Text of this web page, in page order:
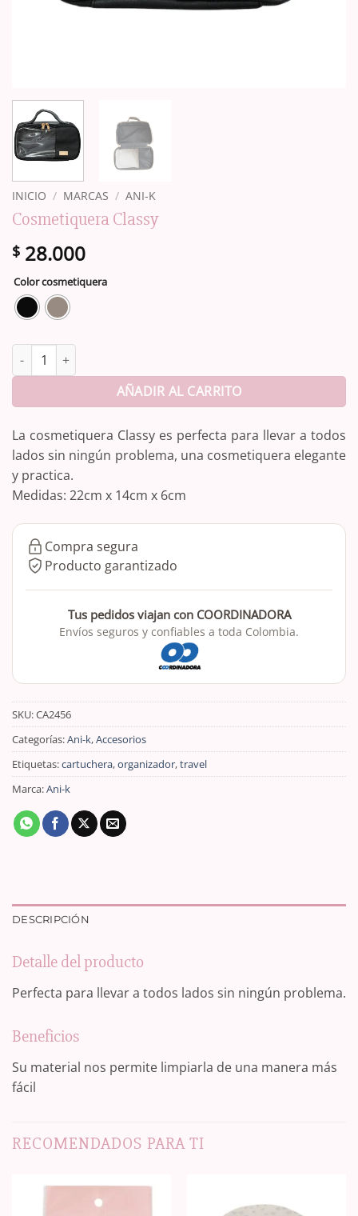
INICIO / MARCAS / ANI-K
Cosmetiquera Classy
$ 28.000
Color cosmetiquera
Cosmetiquera Classy cantidad
AÑADIR AL CARRITO
La cosmetiquera Classy es perfecta para llevar a todos
lados sin ningún problema, una cosmetiquera elegante
y practica.
Medidas: 22cm x 14cm x 6cm
Compra segura
Producto garantizado
Tus pedidos viajan con COORDINADORA
Envíos seguros y confiables a toda Colombia.
SKU:CA2456
Categorías:Ani-k,Accesorios
Etiquetas:cartuchera,organizador,travel
Marca:Ani-k
DESCRIPCIÓN
Detalle del producto
Perfecta para llevar a todos lados sin ningún problema.
Beneficios
Su material nos permite limpiarla de una manera más
fácil
RECOMENDADOS PARA TI